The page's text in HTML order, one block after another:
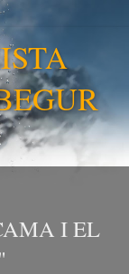
I EL